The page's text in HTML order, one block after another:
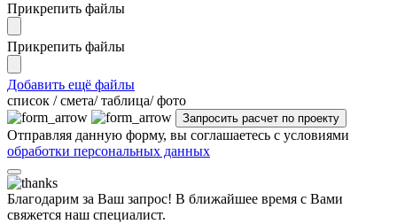
Прикрепить файлы
Прикрепить файлы
Добавить ещё файлы
cписок / смета/ таблица/ фото
Отправляя данную форму, вы соглашаетесь с условиями
обработки персональных данных
Благодарим за Ваш запрос! В ближайшее время с Вами
свяжется наш специалист.